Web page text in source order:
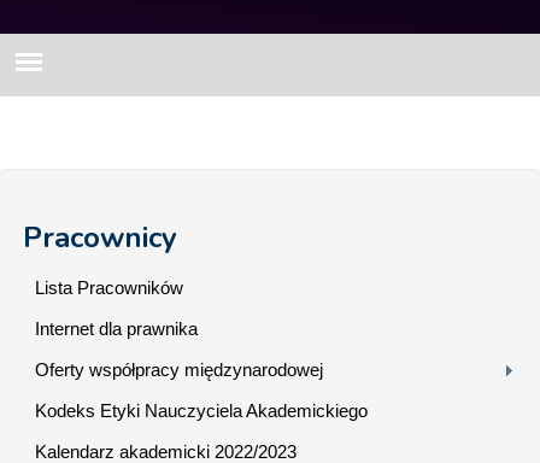
wyszukiwania
Pracownicy
Lista Pracowników
Internet dla prawnika
Oferty współpracy międzynarodowej
Kodeks Etyki Nauczyciela Akademickiego
Kalendarz akademicki 2022/2023